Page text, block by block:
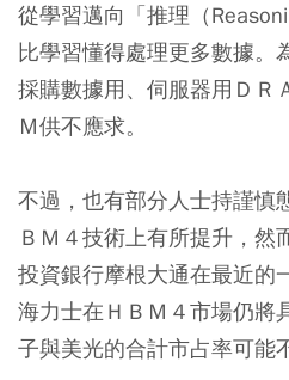
從學習邁向「推理（
比學習懂得處理更多數據。
採購數據用、伺服器用ＤＲ
Ｍ供不應求。
不過，也有部分人士持謹慎
ＢＭ４技術上有所提升，然
投資銀行摩根大通在最近的
海力士在ＨＢＭ４市場仍將
子與美光的合計市占率可能